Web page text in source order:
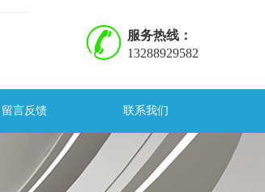
服务热线：
13288929582
留言反馈 联系我们